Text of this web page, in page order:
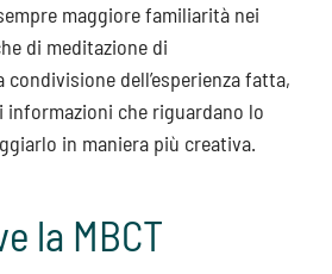
maggiore familiarità nei
di meditazione di
condivisione dell’esperienza fatta,
informazioni che riguardano lo
in maniera più creativa.
la MBCT